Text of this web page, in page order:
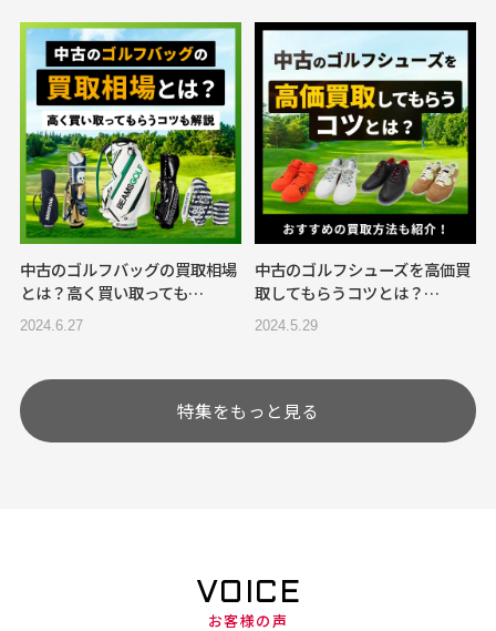
中古のゴルフバッグの買取相場
とは？高く買い取っても…
2024.6.27
中古のゴルフシューズを高価買
取してもらうコツとは？…
2024.5.29
特集をもっと見る
VOICE
お客様の声